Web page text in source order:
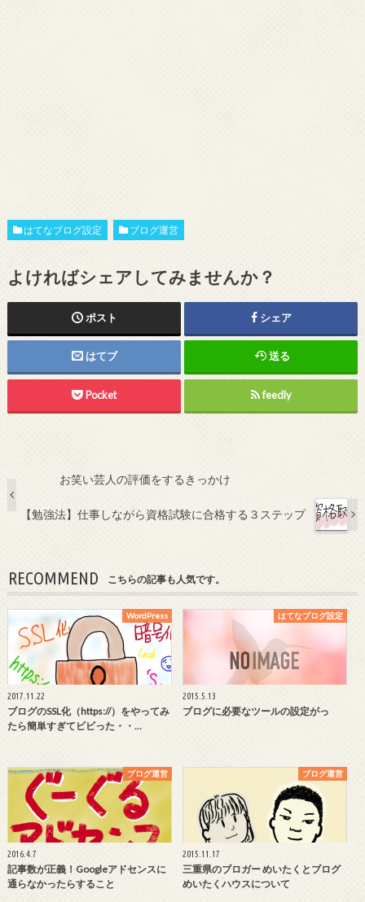
はてなブログ設定 ブログ運営
よければシェアしてみませんか？
ポスト シェア
はてブ 送る
Pocket feedly
お笑い芸人の評価をするきっかけ
【勉強法】仕事しながら資格試験に合格する３ステップ
RECOMMEND こちらの記事も人気です。
WordPress
2017.11.22
ブログのSSL化（https://）をやってみ
たら簡単すぎてビビった・・…
はてなブログ設定
2015.5.13
ブログに必要なツールの設定がっ
ブログ運営
2016.4.7
記事数が正義！Googleアドセンスに
通らなかったらすること
ブログ運営
2015.11.17
三重県のブロガー めいたくとブログ
めいたくハウスについて